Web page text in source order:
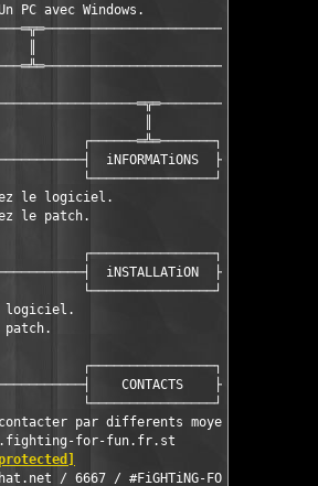
PC avec Windows.
┌──────═╩═───────┐
iNFORMATiONS
└────────────────┘
le logiciel.
le patch.
┌────────────────┐
iNSTALLATiON
└────────────────┘
logiciel.
patch.
┌────────────────┐
CONTACTS
└────────────────┘
par differents moyens que voici
for-fun.fr.st
/ 6667 / #FiGHTiNG-FOR-FUN